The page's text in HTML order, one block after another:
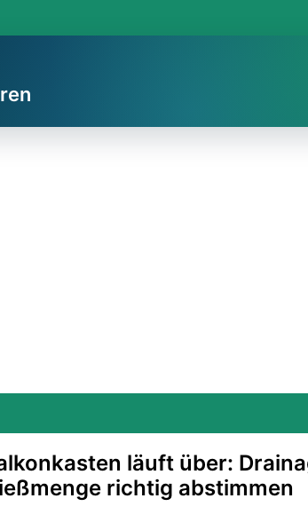
läuft über:
richtig abstimmen